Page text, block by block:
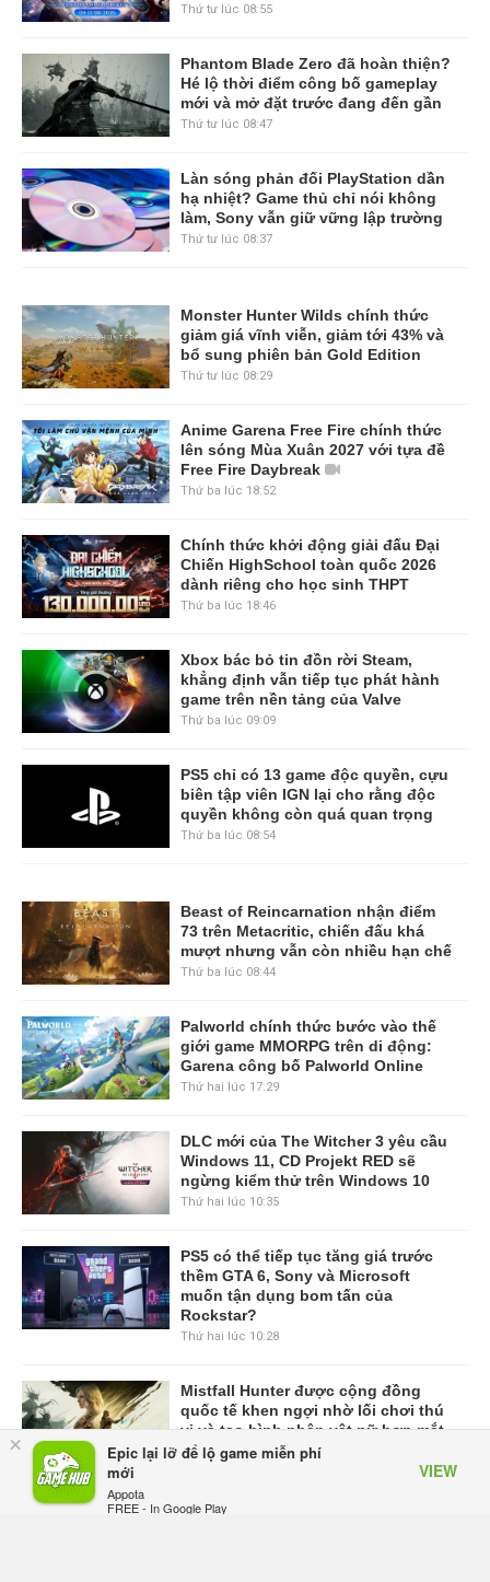
×
Epic lại lỡ để lộ game miễn phí
mới
Appota
FREE - In Google Play
VIEW
Thứ tư lúc 08:55
Phantom Blade Zero đã hoàn thiện?
Hé lộ thời điểm công bố gameplay
mới và mở đặt trước đang đến gần
Thứ tư lúc 08:47
Làn sóng phản đối PlayStation dần
hạ nhiệt? Game thủ chỉ nói không
làm, Sony vẫn giữ vững lập trường
Thứ tư lúc 08:37
Monster Hunter Wilds chính thức
giảm giá vĩnh viễn, giảm tới 43% và
bổ sung phiên bản Gold Edition
Thứ tư lúc 08:29
Anime Garena Free Fire chính thức
lên sóng Mùa Xuân 2027 với tựa đề
Free Fire Daybreak
Thứ ba lúc 18:52
Chính thức khởi động giải đấu Đại
Chiến HighSchool toàn quốc 2026
dành riêng cho học sinh THPT
Thứ ba lúc 18:46
Xbox bác bỏ tin đồn rời Steam,
khẳng định vẫn tiếp tục phát hành
game trên nền tảng của Valve
Thứ ba lúc 09:09
PS5 chỉ có 13 game độc quyền, cựu
biên tập viên IGN lại cho rằng độc
quyền không còn quá quan trọng
Thứ ba lúc 08:54
Beast of Reincarnation nhận điểm
73 trên Metacritic, chiến đấu khá
mượt nhưng vẫn còn nhiều hạn chế
Thứ ba lúc 08:44
Palworld chính thức bước vào thế
giới game MMORPG trên di động:
Garena công bố Palworld Online
Thứ hai lúc 17:29
DLC mới của The Witcher 3 yêu cầu
Windows 11, CD Projekt RED sẽ
ngừng kiểm thử trên Windows 10
Thứ hai lúc 10:35
PS5 có thể tiếp tục tăng giá trước
thềm GTA 6, Sony và Microsoft
muốn tận dụng bom tấn của
Rockstar?
Thứ hai lúc 10:28
Mistfall Hunter được cộng đồng
quốc tế khen ngợi nhờ lối chơi thú
vị và tạo hình nhân vật nữ hợp mắt
Thứ hai lúc 10:13